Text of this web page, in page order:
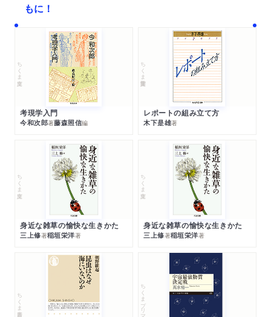
もに！
ちくま文庫
考現学入門
今和次郎著藤森照信編
ちくま学芸文庫
レポートの組み立て方
木下是雄著
ちくま文庫
身近な雑草の愉快な生きかた
三上修著稲垣栄洋著
ちくま文庫
身近な雑草の愉快な生きかた
三上修著稲垣栄洋著
ちくま新書 ちくまプリマー新書